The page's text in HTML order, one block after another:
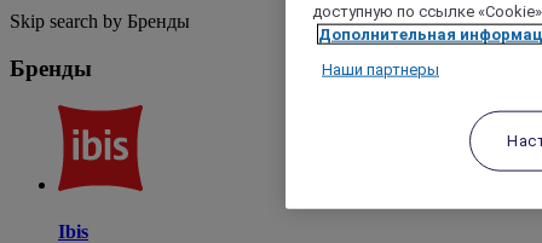
Skip search by Бренды
Бренды
Ibis
доступную по ссылке
Дополнительная
Наши партнеры